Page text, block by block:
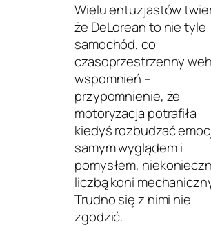
Wielu entuzjastów
że DeLorean to nie tyle
samochód, co
czasoprzestrzenny
wspomnień –
przypomnienie, że
motoryzacja potrafiła
kiedyś rozbudzać
samym wyglądem i
pomysłem,
liczbą koni
Trudno się z nimi nie
zgodzić.